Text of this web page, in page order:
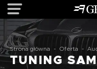
Strona główna - Oferta -
TUNING